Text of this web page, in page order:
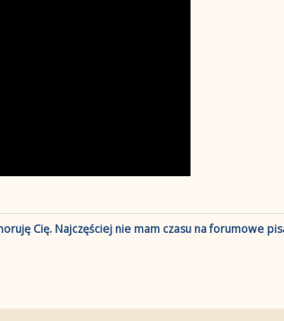
Cię. Najczęściej nie mam czasu na forumowe